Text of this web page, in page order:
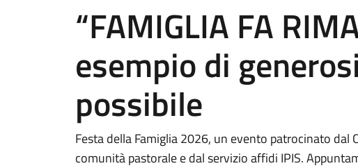
“FAMIGLIA FA
esempio di
possibile
Festa della Famiglia 2026, un evento patrocinato dal
comunità pastorale e dal servizio affidi IPIS.